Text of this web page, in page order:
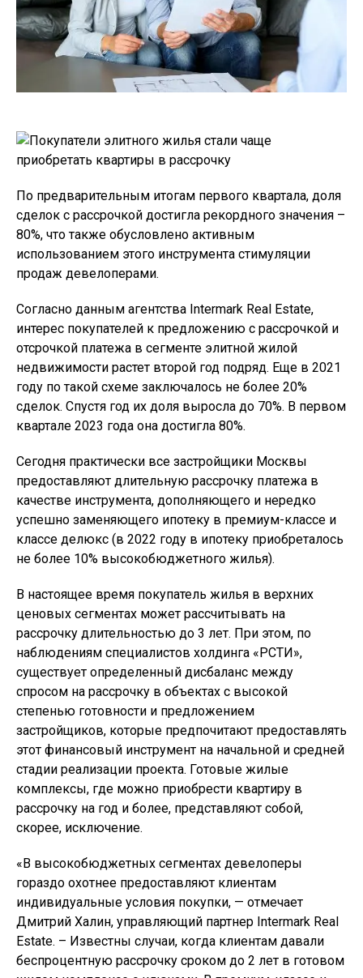
По предварительным итогам первого квартала, доля
сделок с рассрочкой достигла рекордного значения –
80%, что также обусловлено активным
использованием этого инструмента стимуляции
продаж девелоперами.
Согласно данным агентства Intermark Real Estate,
интерес покупателей к предложению с рассрочкой и
отсрочкой платежа в сегменте элитной жилой
недвижимости растет второй год подряд. Еще в 2021
году по такой схеме заключалось не более 20%
сделок. Спустя год их доля выросла до 70%. В первом
квартале 2023 года она достигла 80%.
Сегодня практически все застройщики Москвы
предоставляют длительную рассрочку платежа в
качестве инструмента, дополняющего и нередко
успешно заменяющего ипотеку в премиум-классе и
классе делюкс (в 2022 году в ипотеку приобреталось
не более 10% высокобюджетного жилья).
В настоящее время покупатель жилья в верхних
ценовых сегментах может рассчитывать на
рассрочку длительностью до 3 лет. При этом, по
наблюдениям специалистов холдинга «РСТИ»,
существует определенный дисбаланс между
спросом на рассрочку в объектах с высокой
степенью готовности и предложением
застройщиков, которые предпочитают предоставлять
этот финансовый инструмент на начальной и средней
стадии реализации проекта. Готовые жилые
комплексы, где можно приобрести квартиру в
рассрочку на год и более, представляют собой,
скорее, исключение.
«В высокобюджетных сегментах девелоперы
гораздо охотнее предоставляют клиентам
индивидуальные условия покупки, — отмечает
Дмитрий Халин, управляющий партнер Intermark Real
Estate. – Известны случаи, когда клиентам давали
беспроцентную рассрочку сроком до 2 лет в готовом